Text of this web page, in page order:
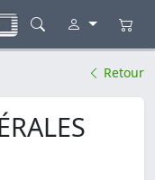
Retour